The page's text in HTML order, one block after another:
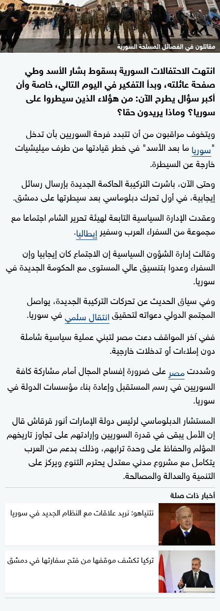
مقاتلون في الفصائل المسلحة السورية
انتهت الاحتفالات السورية بسقوط بشار الأسد وطي
صفحة عائلته، وبدأ التفكير في اليوم التالي، خاصة وأن
أكبر سؤال يطرح الآن: من هؤلاء الذين سيطروا على
سوريا؟ وماذا يريدون حقا؟
ويتخوف مراقبون من أن تتبدد فرحة السوريين بأن تدخل
"سورياما بعد الأسد" في خطر قيادتها من طرف ميليشيات
خارجة عن السيطرة.
وحتى الآن، باشرت التركيبة الحاكمة الجديدة بإرسال رسائل
إيجابية، في أول تحرك دبلوماسي بعد سيطرتها على دمشق.
وعقدت الإدارة السياسية التابعة لهيئة تحرير الشام اجتماعا مع
مجموعة من السفراء العرب وسفير إيطاليا.
وقالت إدارة الشؤون السياسية إن الاجتماع كان إيجابيا وإن
السفراء وعدوا بتنسيق عالي المستوى مع الحكومة الجديدة في
سوريا.
وفي سياق الحديث عن تحركات التركيبة الجديدة، يواصل
المجتمع الدولي دعواته لتحقيقانتقال سلميفي سوريا.
ففي آخر المواقف دعت مصر لتبني عملية سياسية شاملة
دون إملاءات أو تدخلات خارجية.
وشددتمصر على ضرورة إفساح المجال أمام مشاركة كافة
السوريين في رسم المستقبل وإعادة بناء مؤسسات الدولة في
سوريا.
المستشار الدبلوماسي لرئيس دولة الإمارات أنور قرقاش قال
إن الأمل يبقى في قدرة السوريين وإرادتهم على تجاوز تاريخهم
المؤلم والحفاظ على وحدة ترابهم، وذلك بدعم من العرب
يتكامل مع مشروع مدني معتدل يحترم التنوع ويركز على
التنمية والعدالة والمصالحة.
أخبار ذات صلة
نتنياهو: نريد علاقات مع النظام الجديد في سوريا
تركيا تكشف موقفها من فتح سفارتها في دمشق